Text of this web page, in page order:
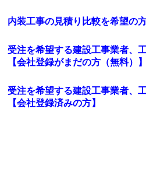
内装工事の見積り比較を希望の
受注を希望する建設工事業者、
【会社登録がまだの方（無料）】
受注を希望する建設工事業者、
【会社登録済みの方】